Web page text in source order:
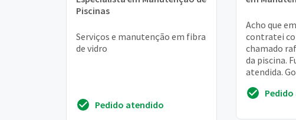
Piscinas
Serviços e manutenção em fibra
de vidro
Pedido atendido
Acho que
contratei
chamado
da piscina.
atendida.
dele me